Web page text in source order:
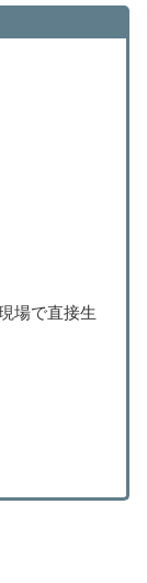
場で直接生